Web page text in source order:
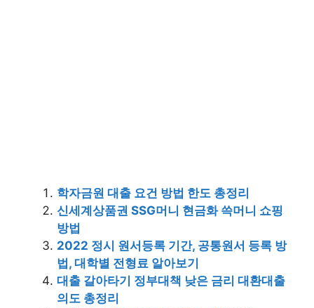
학자금원 대출 요건 방법 한도 총정리
신세계상품권 SSG머니 현금화 쓱머니 쇼핑
방법
2022 정시 원서등록 기간, 공통원서 등록 방
법, 대학별 전형료 알아보기
대출 갈아타기 정부대책 낮은 금리 대환대출
의도 총정리